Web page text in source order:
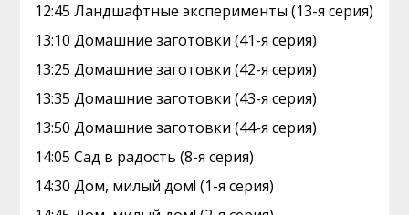
12:45 Ландшафтные эксперименты (13-я серия)
13:10 Домашние заготовки (41-я серия)
13:25 Домашние заготовки (42-я серия)
13:35 Домашние заготовки (43-я серия)
13:50 Домашние заготовки (44-я серия)
14:05 Сад в радость (8-я серия)
14:30 Дом, милый дом! (1-я серия)